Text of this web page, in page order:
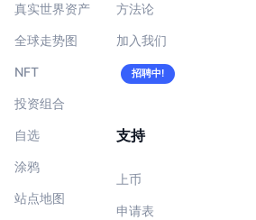
真实世界资产
全球走势图
NFT
投资组合
自选
涂鸦
站点地图
方法论
加入我们
招聘中!
支持
上币
申请表